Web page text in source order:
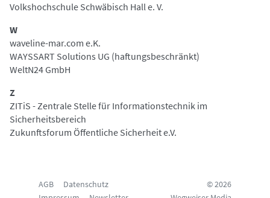
Volkshochschule Schwäbisch Hall e. V.
W
waveline-mar.com e.K.
WAYSSART Solutions UG (haftungsbeschränkt)
WeltN24 GmbH
Z
ZITiS - Zentrale Stelle für Informationstechnik im
Sicherheitsbereich
Zukunftsforum Öffentliche Sicherheit e.V.
AGB
Datenschutz
© 2026